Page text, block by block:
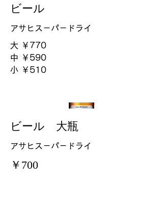
ビール
アサヒス－パ－ドライ
大
￥770
中
￥590
小 ￥510
ビール 大瓶
アサヒス－パ－ドライ
￥700